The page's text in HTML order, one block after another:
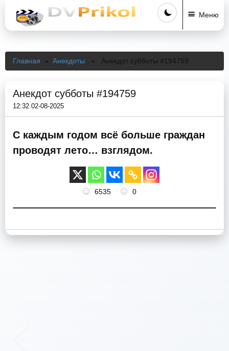
Меню
Главная » Анекдоты » Анекдот субботы #194759
Анекдот субботы #194759
12:32 02-08-2025
С каждым годом всё больше граждан
проводят лето… взглядом.
6535 0